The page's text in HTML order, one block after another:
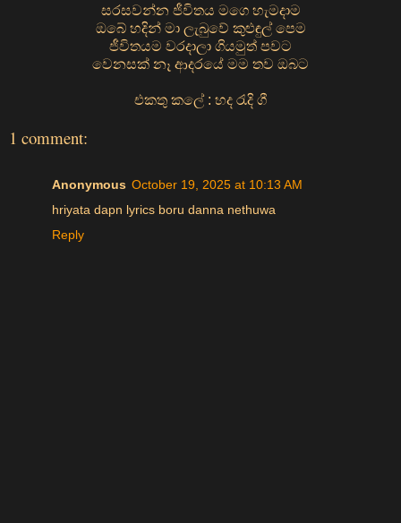
සරසවන්න ජීවිතය මගෙ හැමදාම
ඔබේ හදින් මා ලැබුවේ කුළුඳුල් පෙම
ජීවිතයම වරදාලා ගියමුත් පවට
වෙනසක් නෑ ආදරයේ මම තව ඔබට
එකතු කලේ : හද රැදි ගී
1 comment:
Anonymous October 19, 2025 at 10:13 AM
hriyata dapn lyrics boru danna nethuwa
Reply